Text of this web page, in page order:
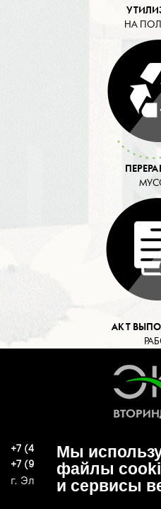
Мы
файлы
и сервисы
НА
АКТ
г. Электросталь, ул.
+7 (496) 570-37-15
+7 (919) 776-04-79